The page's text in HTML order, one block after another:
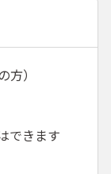
）
できます